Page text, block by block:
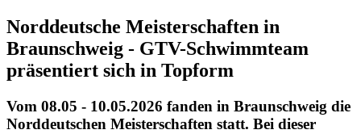
Norddeutsche Meisterschaften in
Braunschweig - GTV-Schwimmteam
präsentiert sich in Topform
Vom 08.05 - 10.05.2026 fanden in Braunschweig die
Norddeutschen Meisterschaften statt. Bei dieser